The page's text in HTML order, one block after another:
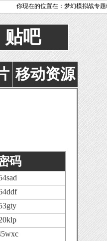
你现在的位置在：梦幻模拟战专
贴吧
移动资源
码